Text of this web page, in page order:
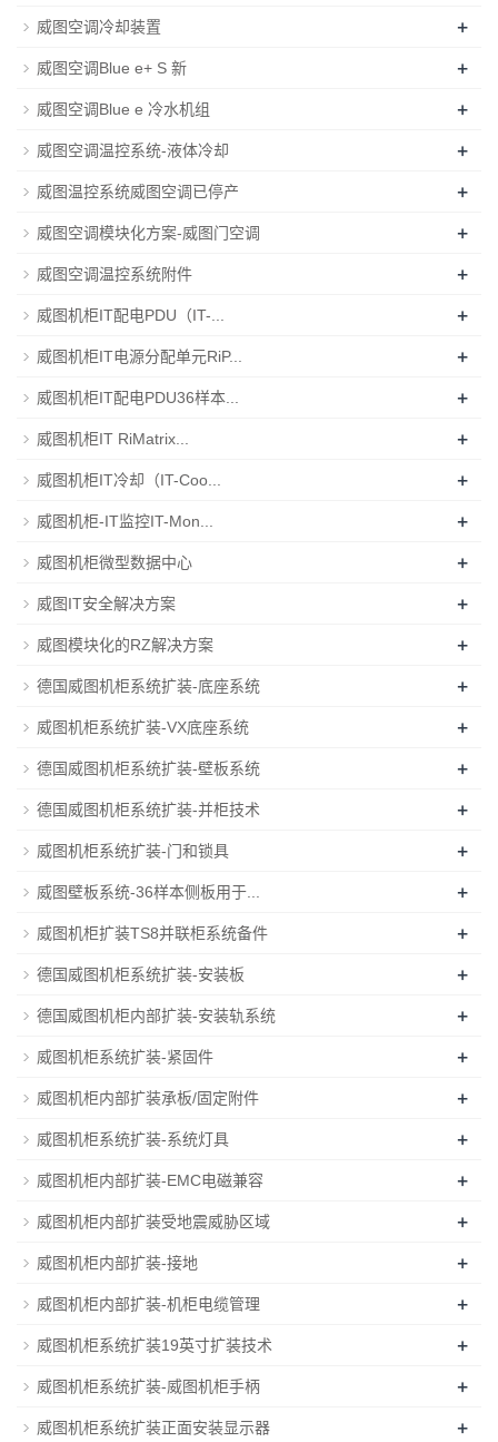
威图空调冷却装置 +
威图空调Blue e+ S 新 +
威图空调Blue e 冷水机组 +
威图空调温控系统-液体冷却 +
威图温控系统威图空调已停产 +
威图空调模块化方案-威图门空调 +
威图空调温控系统附件 +
威图机柜IT配电PDU（IT-... +
威图机柜IT电源分配单元RiP... +
威图机柜IT配电PDU36样本... +
威图机柜IT RiMatrix... +
威图机柜IT冷却（IT-Coo... +
威图机柜-IT监控IT-Mon... +
威图机柜微型数据中心 +
威图IT安全解决方案 +
威图模块化的RZ解决方案 +
德国威图机柜系统扩装-底座系统 +
威图机柜系统扩装-VX底座系统 +
德国威图机柜系统扩装-壁板系统 +
德国威图机柜系统扩装-并柜技术 +
威图机柜系统扩装-门和锁具 +
威图壁板系统-36样本侧板用于... +
威图机柜扩装TS8并联柜系统备件 +
德国威图机柜系统扩装-安装板 +
德国威图机柜内部扩装-安装轨系统 +
威图机柜系统扩装-紧固件 +
威图机柜内部扩装承板/固定附件 +
威图机柜系统扩装-系统灯具 +
威图机柜内部扩装-EMC电磁兼容 +
威图机柜内部扩装受地震威胁区域 +
威图机柜内部扩装-接地 +
威图机柜内部扩装-机柜电缆管理 +
威图机柜系统扩装19英寸扩装技术 +
威图机柜系统扩装-威图机柜手柄 +
威图机柜系统扩装正面安装显示器 +